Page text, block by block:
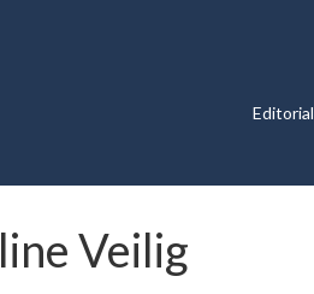
Editorial
Veilig